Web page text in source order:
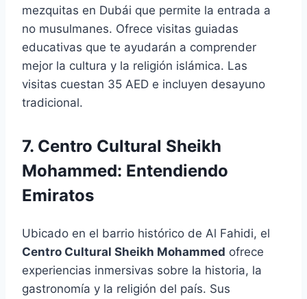
mezquitas en Dubái que permite la entrada a
no musulmanes. Ofrece visitas guiadas
educativas que te ayudarán a comprender
mejor la cultura y la religión islámica. Las
visitas cuestan 35 AED e incluyen desayuno
tradicional.
7. Centro Cultural Sheikh
Mohammed: Entendiendo
Emiratos
Ubicado en el barrio histórico de Al Fahidi, el
Centro Cultural Sheikh Mohammed ofrece
experiencias inmersivas sobre la historia, la
gastronomía y la religión del país. Sus